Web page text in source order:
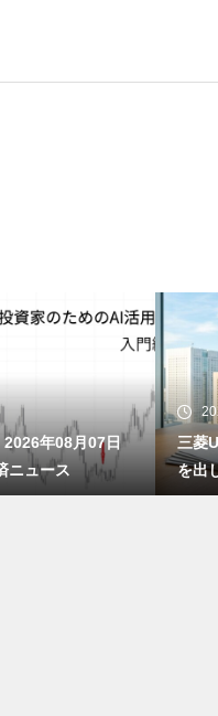
初の「純利益2兆円」
それなのに、銀行株
えています